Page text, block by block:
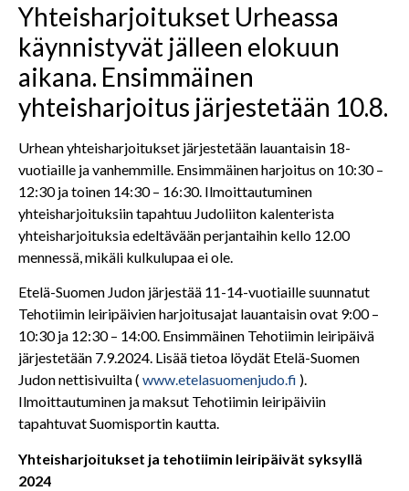
Yhteisharjoitukset Urheassa
käynnistyvät jälleen elokuun
aikana. Ensimmäinen
yhteisharjoitus järjestetään 10.8.
Urhean yhteisharjoitukset järjestetään lauantaisin 18-
vuotiaille ja vanhemmille. Ensimmäinen harjoitus on 10:30 –
12:30 ja toinen 14:30 – 16:30. Ilmoittautuminen
yhteisharjoituksiin tapahtuu Judoliiton kalenterista
yhteisharjoituksia edeltävään perjantaihin kello 12.00
mennessä, mikäli kulkulupaa ei ole.
Etelä-Suomen Judon järjestää 11-14-vuotiaille suunnatut
Tehotiimin leiripäivien harjoitusajat lauantaisin ovat 9:00 –
10:30 ja 12:30 – 14:00. Ensimmäinen Tehotiimin leiripäivä
järjestetään 7.9.2024. Lisää tietoa löydät Etelä-Suomen
Judon nettisivuilta ( www.etelasuomenjudo.fi ).
Ilmoittautuminen ja maksut Tehotiimin leiripäiviin
tapahtuvat Suomisportin kautta.
Yhteisharjoitukset ja tehotiimin leiripäivät syksyllä
2024